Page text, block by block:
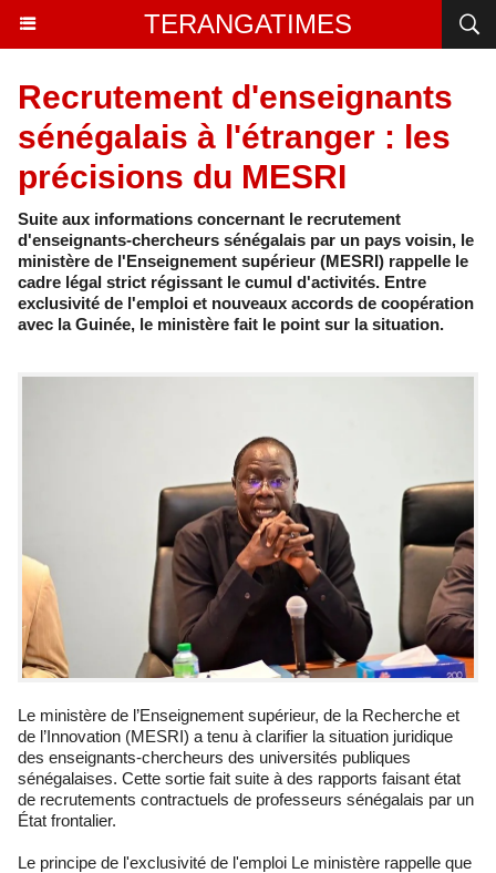
TERANGATIMES
Recrutement d'enseignants
sénégalais à l'étranger : les
précisions du MESRI
Suite aux informations concernant le recrutement
d'enseignants-chercheurs sénégalais par un pays voisin, le
ministère de l'Enseignement supérieur (MESRI) rappelle le
cadre légal strict régissant le cumul d'activités. Entre
exclusivité de l'emploi et nouveaux accords de coopération
avec la Guinée, le ministère fait le point sur la situation.
Le ministère de l’Enseignement supérieur, de la Recherche et
de l’Innovation (MESRI) a tenu à clarifier la situation juridique
des enseignants-chercheurs des universités publiques
sénégalaises. Cette sortie fait suite à des rapports faisant état
de recrutements contractuels de professeurs sénégalais par un
État frontalier.
Le principe de l'exclusivité de l'emploi Le ministère rappelle que